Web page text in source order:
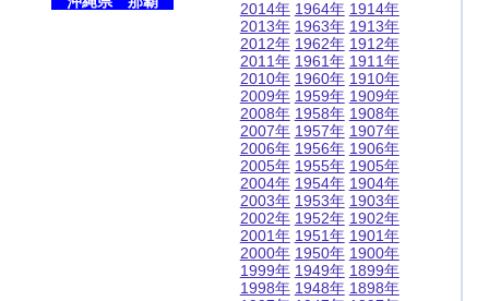
2014年
2013年
2012年
2011年
2010年
2009年
2008年
2007年
2006年
2005年
2004年
2003年
2002年
2001年
2000年
1999年
1998年
1964年
1963年
1962年
1961年
1960年
1959年
1958年
1957年
1956年
1955年
1954年
1953年
1952年
1951年
1950年
1949年
1948年
1914年
1913年
1912年
1911年
1910年
1909年
1908年
1907年
1906年
1905年
1904年
1903年
1902年
1901年
1900年
1899年
1898年